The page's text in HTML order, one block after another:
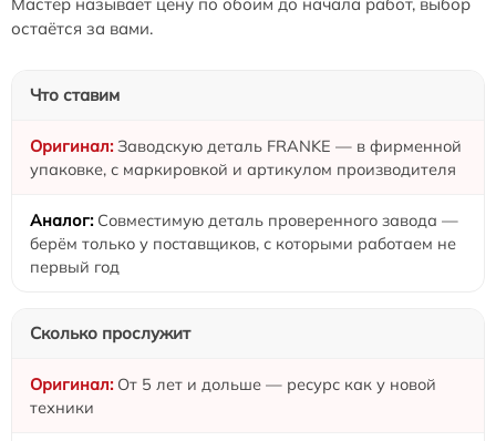
остаётся за вами.
Что ставим
Заводскую деталь FRANKE — в фирменной
упаковке, с маркировкой и артикулом производителя
Совместимую деталь проверенного завода —
берём только у поставщиков, с которыми работаем не
первый год
Сколько прослужит
От 5 лет и дольше — ресурс как у новой
техники